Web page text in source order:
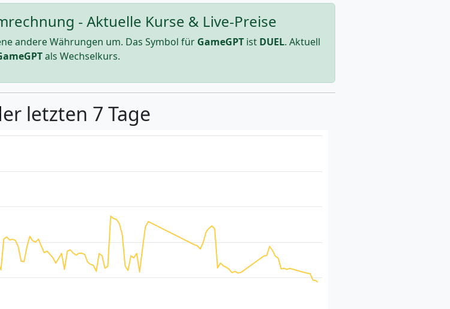
- Aktuelle Kurse & Live-Preise
andere Währungen um. Das Symbol für GameGPT ist DUEL. Aktuell
als Wechselkurs.
letzten 7 Tage